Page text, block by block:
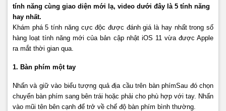
tính năng cùng giao diện mới lạ, video dưới đây là 5 tính năng
hay nhất.
Khám phá 5 tính năng cực độc được đánh giá là hay nhất trong số
hàng loạt tính năng mới của bản cập nhật iOS 11 vừa đượcApple
ra mắt thời gian qua.
1. Bàn phím một tay
Nhấn và giữ vào biểu tượng quả địa cầu trên bàn phímSau đó chọn
chuyển bàn phím sang bên trái hoặc phải cho phù hợp với tay. Nhấn
vào mũi tên bên cạnh để trở về chế độ bàn phím bình thường.